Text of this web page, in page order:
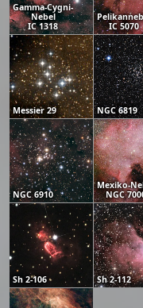
Gamma-Cygni-
Nebel
IC 1318
IC 5070
Messier 29 NGC 6819
NGC 6910
Mexiko-
NGC
Sh 2-106 Sh 2-112